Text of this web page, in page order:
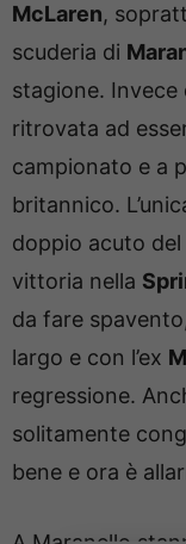
McLaren,
scuderia di
stagione. Invece
ritrovata ad
campionato e a
britannico.
doppio acuto
vittoria nella
da fare
largo e con l’ex
regressione.
solitamente
bene e ora è